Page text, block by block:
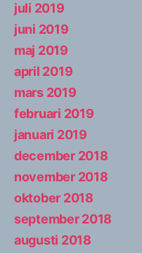
juli 2019
juni 2019
maj 2019
april 2019
mars 2019
februari 2019
januari 2019
december 2018
november 2018
oktober 2018
september 2018
augusti 2018